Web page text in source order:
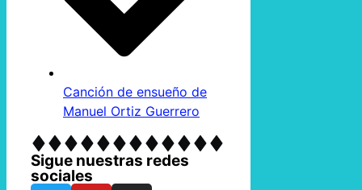
Canción de ensueño de
Manuel Ortiz Guerrero
Sigue nuestras redes
sociales